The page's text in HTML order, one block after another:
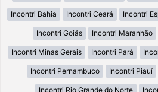
Incontri Bahia Incontri Ceará Incontri
Incontri Goiás Incontri Maranhão
Incontri Minas Gerais Incontri Pará
Incontri Pernambuco Incontri Piauí
Incontri Rio Grande do Norte